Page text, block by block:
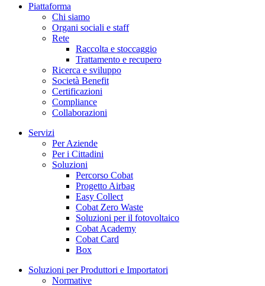
Piattaforma
Chi siamo
Organi sociali e staff
Rete
Raccolta e stoccaggio
Trattamento e recupero
Ricerca e sviluppo
Società Benefit
Certificazioni
Compliance
Collaborazioni
Servizi
Per Aziende
Per i Cittadini
Soluzioni
Percorso Cobat
Progetto Airbag
Easy Collect
Cobat Zero Waste
Soluzioni per il fotovoltaico
Cobat Academy
Cobat Card
Box
Soluzioni per Produttori e Importatori
Normative